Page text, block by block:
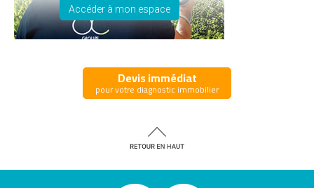
Accéder à mon espace
Devis immédiat
pour votre diagnostic immobilier